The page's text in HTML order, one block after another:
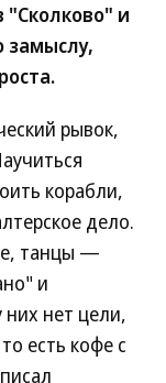
"Сколково" и
замыслу,
рывок,
корабли,
дело.
танцы —
и
них нет цели,
есть кофе с